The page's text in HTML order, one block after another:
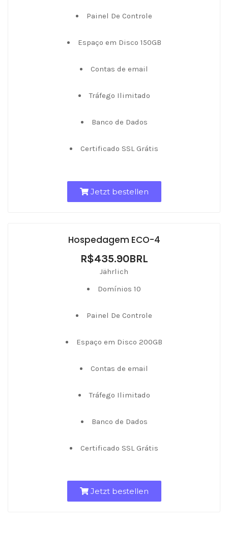
Painel De Controle
Espaço em Disco 150GB
Contas de email
Tráfego Ilimitado
Banco de Dados
Certificado SSL Grátis
Jetzt bestellen
Hospedagem ECO-4
R$435.90BRL
Jährlich
Domínios 10
Painel De Controle
Espaço em Disco 200GB
Contas de email
Tráfego Ilimitado
Banco de Dados
Certificado SSL Grátis
Jetzt bestellen